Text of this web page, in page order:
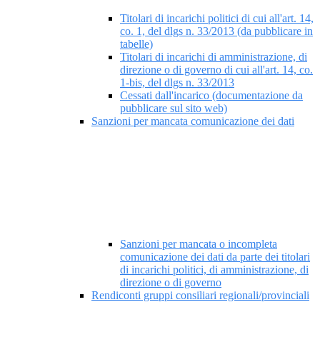
Titolari di incarichi politici di cui all'art. 14,
co. 1, del dlgs n. 33/2013 (da pubblicare in
tabelle)
Titolari di incarichi di amministrazione, di
direzione o di governo di cui all'art. 14, co.
1-bis, del dlgs n. 33/2013
Cessati dall'incarico (documentazione da
pubblicare sul sito web)
Sanzioni per mancata comunicazione dei dati
Sanzioni per mancata o incompleta
comunicazione dei dati da parte dei titolari
di incarichi politici, di amministrazione, di
direzione o di governo
Rendiconti gruppi consiliari regionali/provinciali